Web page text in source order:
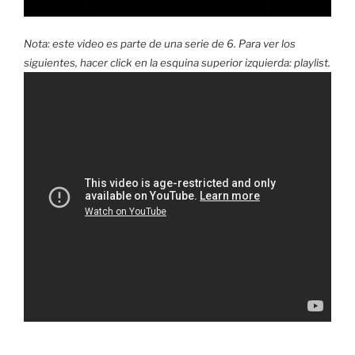
Nota: este video es parte de una serie de 6. Para ver los
siguientes, hacer click en la esquina superior izquierda: playlist.